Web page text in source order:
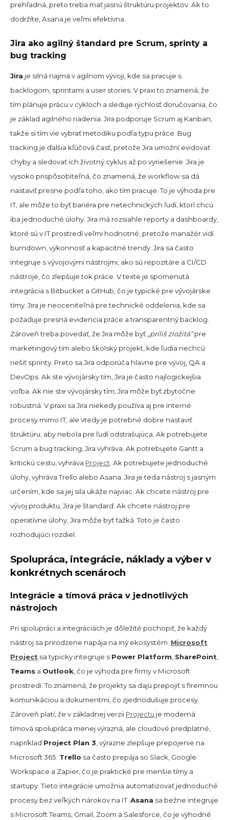
prehľadná, preto treba mať jasnú štruktúru projektov. Ak to
dodržíte, Asana je veľmi efektívna.
Jira ako agilný štandard pre Scrum, sprinty a
bug tracking
Jira je silná najmä v agilnom vývoji, kde sa pracuje s
backlogom, sprintami a user stories. V praxi to znamená, že
tím plánuje prácu v cykloch a sleduje rýchlosť doručovania, čo
je základ agilného riadenia. Jira podporuje Scrum aj Kanban,
takže si tím vie vybrať metodiku podľa typu práce. Bug
tracking je ďalšia kľúčová časť, pretože Jira umožní evidovať
chyby a sledovať ich životný cyklus až po vyriešenie. Jira je
vysoko prispôsobiteľná, čo znamená, že workflow sa dá
nastaviť presne podľa toho, ako tím pracuje. To je výhoda pre
IT, ale môže to byť bariéra pre netechnických ľudí, ktorí chcú
iba jednoduché úlohy. Jira má rozsiahle reporty a dashboardy,
ktoré sú v IT prostredí veľmi hodnotné, pretože manažér vidí
burndown, výkonnosť a kapacitné trendy. Jira sa často
integruje s vývojovými nástrojmi, ako sú repozitáre a CI/CD
nástroje, čo zlepšuje tok práce. V texte je spomenutá
integrácia s Bitbucket a GitHub, čo je typické pre vývojárske
tímy. Jira je neoceniteľná pre technické oddelenia, kde sa
požaduje presná evidencia práce a transparentný backlog.
Zároveň treba povedať, že Jira môže byť „príliš zložitá“pre
marketingový tím alebo školský projekt, kde ľudia nechcú
riešiť sprinty. Preto sa Jira odporúča hlavne pre vývoj, QA a
DevOps. Ak ste vývojársky tím, Jira je často najlogickejšia
voľba. Ak nie ste vývojársky tím, Jira môže byť zbytočne
robustná. V praxi sa Jira niekedy používa aj pre interné
procesy mimo IT, ale vtedy je potrebné dobre nastaviť
štruktúru, aby nebola pre ľudí odstrašujúca. Ak potrebujete
Scrum a bug tracking, Jira vyhráva. Ak potrebujete Gantt a
kritickú cestu, vyhráva Project . Ak potrebujete jednoduché
úlohy, vyhráva Trello alebo Asana. Jira je teda nástroj s jasným
určením, kde sa jej sila ukáže najviac. Ak chcete nástroj pre
vývoj produktu, Jira je štandard. Ak chcete nástroj pre
operatívne úlohy, Jira môže byť ťažká. Toto je často
rozhodujúci rozdiel.
Spolupráca, integrácie, náklady a výber v
konkrétnych scenároch
Integrácie a tímová práca v jednotlivých
nástrojoch
Pri spolupráci a integráciách je dôležité pochopiť, že každý
nástroj sa prirodzene napája na iný ekosystém. Microsoft
Project sa typicky integruje s Power Platform SharePoint
Teams a Outlook , čo je výhoda pre firmy v Microsoft
prostredí. To znamená, že projekty sa dajú prepojiť s firemnou
komunikáciou a dokumentmi, čo zjednodušuje procesy.
Zároveň platí, že v základnej verzii Projectu je moderná
tímová spolupráca menej výrazná, ale cloudové predplatné,
napríklad Project Plan 3 , výrazne zlepšuje prepojenie na
Microsoft 365. Trello sa často prepája so Slack, Google
Workspace a Zapier, čo je praktické pre menšie tímy a
startupy. Tieto integrácie umožnia automatizovať jednoduché
procesy bez veľkých nárokov na IT. Asana sa bežne integruje
s Microsoft Teams, Gmail, Zoom a Salesforce, čo je výhodné